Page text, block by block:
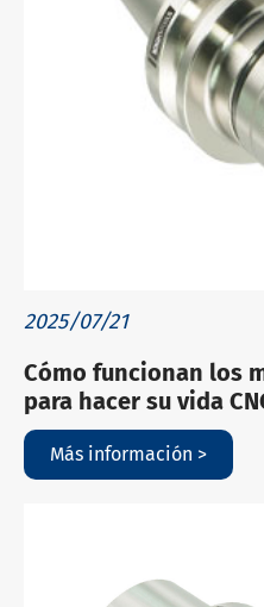
2025/07/21
Cómo funcionan los
para hacer su vida
Más información >